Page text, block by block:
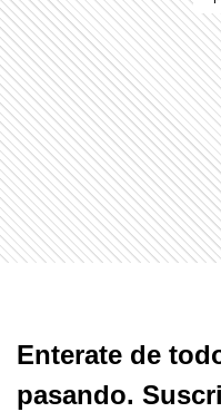
Enterate de
pasando.